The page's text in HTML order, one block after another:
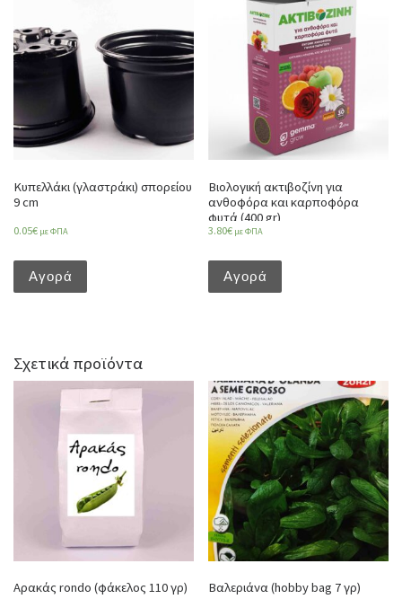
Κυπελλάκι (γλαστράκι) σπορείου
9 cm
0.05€ με ΦΠΑ
Αγορά
Βιολογική ακτιβοζίνη για
ανθοφόρα και καρποφόρα
φυτά (400 gr)
3.80€ με ΦΠΑ
Αγορά
Σχετικά προϊόντα
Αρακάς rondo (φάκελος 110 γρ) Βαλεριάνα (hobby bag 7 γρ)